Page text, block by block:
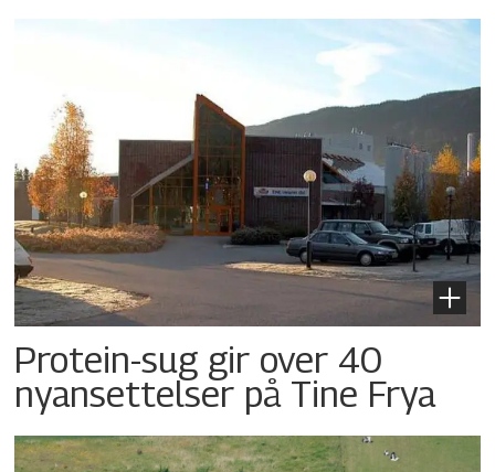
Protein-sug gir over 40
nyansettelser på Tine Frya